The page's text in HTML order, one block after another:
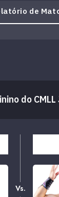
de
do CMLL
Vs.